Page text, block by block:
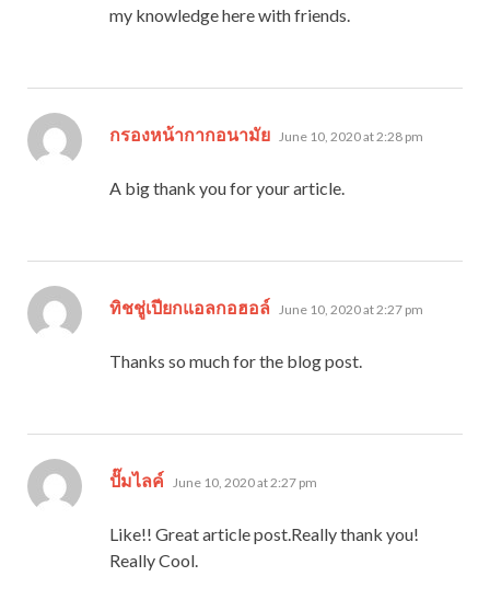
my knowledge here with friends.
กรองหน้ากากอนามัย says:
June 10, 2020 at 2:28 pm
A big thank you for your article.
ทิชชู่เปียกแอลกอฮอล์ says:
June 10, 2020 at 2:27 pm
Thanks so much for the blog post.
ปั๊มไลค์ says:
June 10, 2020 at 2:27 pm
Like!! Great article post.Really thank you!
Really Cool.